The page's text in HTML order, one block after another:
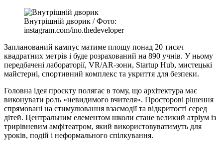
Внутрішній дворик / Фото:
instagram.com/ino.thedeveloper
Запланований кампус матиме площу понад 20 тисяч
квадратних метрів і буде розрахований на 890 учнів. У ньому
передбачені лабораторії, VR/AR-зони, Startup Hub, мистецькі
майстерні, спортивний комплекс та укриття для безпеки.
Головна ідея проєкту полягає в тому, що архітектура має
виконувати роль «невидимого вчителя». Просторові рішення
спрямовані на стимулювання взаємодії та відкритості серед
дітей. Центральним елементом школи стане великий атріум із
трирівневим амфітеатром, який використовуватимуть для
уроків, подій і неформального спілкування.